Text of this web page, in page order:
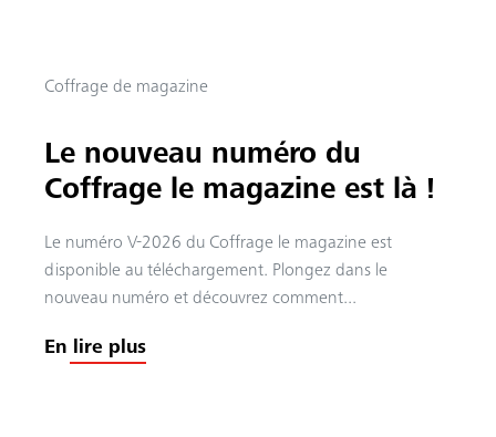
Coffrage de magazine
Le nouveau numéro du
Coffrage le magazine est là !
Le numéro V-2026 du Coffrage le magazine est
disponible au téléchargement. Plongez dans le
nouveau numéro et découvrez comment...
En lire plus